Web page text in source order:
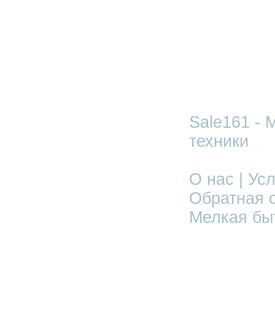
Sale161 -
техники
О нас |
Обратная
Мелкая